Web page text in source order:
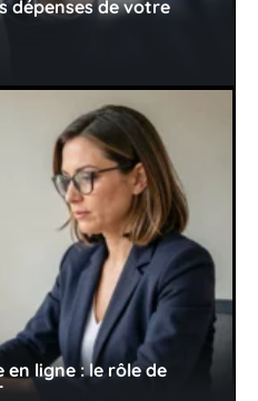
dépenses de votre
en ligne : le rôle de